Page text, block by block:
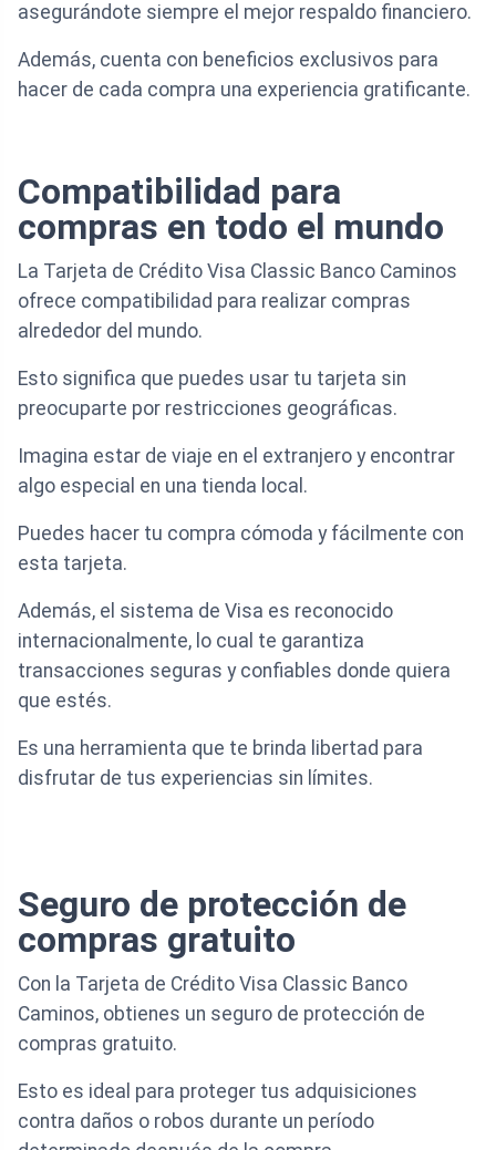
asegurándote siempre el mejor respaldo financiero.
Además, cuenta con beneficios exclusivos para
hacer de cada compra una experiencia gratificante.
Compatibilidad para
compras en todo el mundo
La Tarjeta de Crédito Visa Classic Banco Caminos
ofrece compatibilidad para realizar compras
alrededor del mundo.
Esto significa que puedes usar tu tarjeta sin
preocuparte por restricciones geográficas.
Imagina estar de viaje en el extranjero y encontrar
algo especial en una tienda local.
Puedes hacer tu compra cómoda y fácilmente con
esta tarjeta.
Además, el sistema de Visa es reconocido
internacionalmente, lo cual te garantiza
transacciones seguras y confiables donde quiera
que estés.
Es una herramienta que te brinda libertad para
disfrutar de tus experiencias sin límites.
Seguro de protección de
compras gratuito
Con la Tarjeta de Crédito Visa Classic Banco
Caminos, obtienes un seguro de protección de
compras gratuito.
Esto es ideal para proteger tus adquisiciones
contra daños o robos durante un período